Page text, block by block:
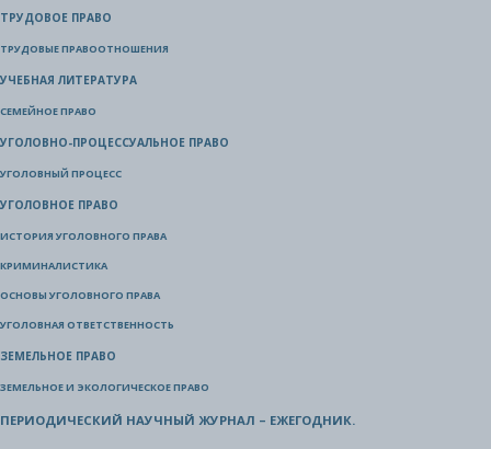
ТРУДОВОЕ ПРАВО
ТРУДОВЫЕ ПРАВООТНОШЕНИЯ
УЧЕБНАЯ ЛИТЕРАТУРА
СЕМЕЙНОЕ ПРАВО
УГОЛОВНО-ПРОЦЕССУАЛЬНОЕ ПРАВО
УГОЛОВНЫЙ ПРОЦЕСС
УГОЛОВНОЕ ПРАВО
ИСТОРИЯ УГОЛОВНОГО ПРАВА
КРИМИНАЛИСТИКА
ОСНОВЫ УГОЛОВНОГО ПРАВА
УГОЛОВНАЯ ОТВЕТСТВЕННОСТЬ
ЗЕМЕЛЬНОЕ ПРАВО
ЗЕМЕЛЬНОЕ И ЭКОЛОГИЧЕСКОЕ ПРАВО
ПЕРИОДИЧЕСКИЙ НАУЧНЫЙ ЖУРНАЛ – ЕЖЕГОДНИК.